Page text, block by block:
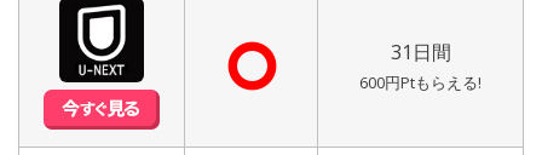
⭘ 31日間
600円Ptもらえる!